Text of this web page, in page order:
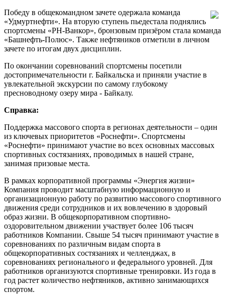
Победу в общекомандном зачете одержала команда
«Удмуртнефти». На вторую ступень пьедестала поднялись
спортсмены «РН-Ванкор», бронзовым призёром стала команда
«Башнефть-Полюс». Также нефтяников отметили в личном
зачете по итогам двух дисциплин.
По окончании соревнований спортсмены посетили
достопримечательности г. Байкальска и приняли участие в
увлекательной экскурсии по самому глубокому
пресноводному озеру мира - Байкалу.
Справка:
Поддержка массового спорта в регионах деятельности – один
из ключевых приоритетов «Роснефти». Спортсмены
«Роснефти» принимают участие во всех основных массовых
спортивных состязаниях, проводимых в нашей стране,
занимая призовые места.
В рамках корпоративной программы «Энергия жизни»
Компания проводит масштабную информационную и
организационную работу по развитию массового спортивного
движения среди сотрудников и их вовлечению в здоровый
образ жизни. В общекорпоративном спортивно-
оздоровительном движении участвует более 106 тысяч
работников Компании. Свыше 54 тысяч принимают участие в
соревнованиях по различным видам спорта в
общекорпоративных состязаниях и челленджах, в
соревнованиях регионального и федерального уровней. Для
работников организуются спортивные тренировки. Из года в
год растет количество нефтяников, активно занимающихся
спортом.